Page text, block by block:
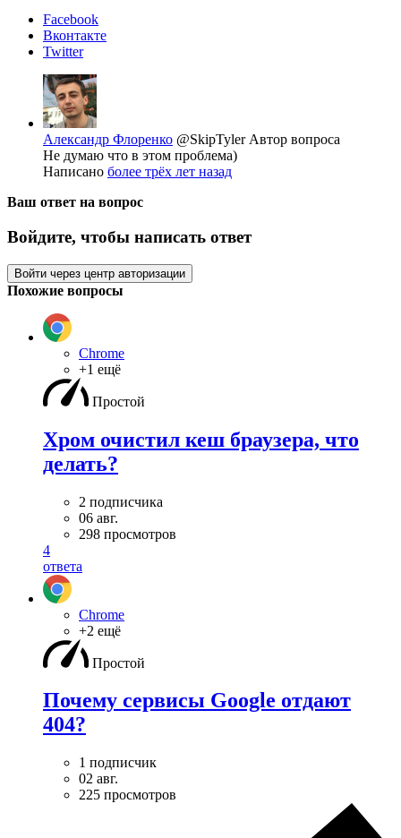
Facebook
Вконтакте
Twitter
Александр Флоренко @SkipTyler Автор вопроса
Не думаю что в этом проблема)
Написано более трёх лет назад
Ваш ответ на вопрос
Войдите, чтобы написать ответ
Войти через центр авторизации
Похожие вопросы
Chrome
+1 ещё
Простой
Хром очистил кеш браузера, что
делать?
2 подписчика
06 авг.
298 просмотров
4
ответа
Chrome
+2 ещё
Простой
Почему сервисы Google отдают
404?
1 подписчик
02 авг.
225 просмотров